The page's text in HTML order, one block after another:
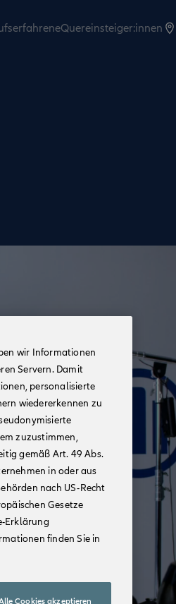
Quereinsteiger:innen
wir Informationen
Servern. Damit
personalisierte
wiedererkennen zu
zuzustimmen,
gemäß Art. 49 Abs.
in oder aus
nach US-Recht
Gesetze
Erklärung
finden Sie in
Cookies akzeptieren